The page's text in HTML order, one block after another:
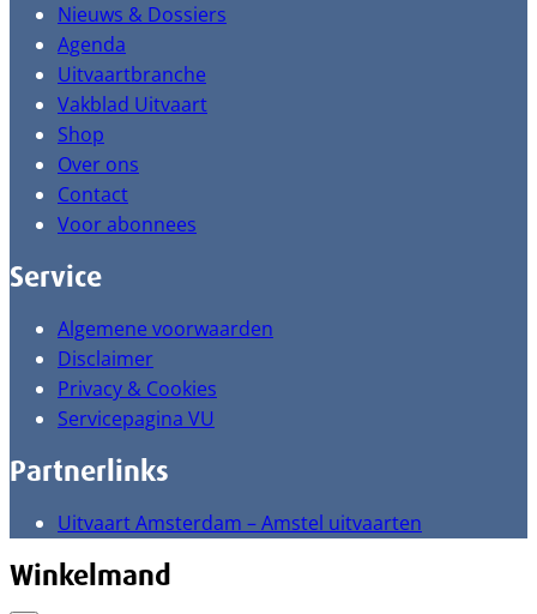
Nieuws & Dossiers
Agenda
Uitvaartbranche
Vakblad Uitvaart
Shop
Over ons
Contact
Voor abonnees
Service
Algemene voorwaarden
Disclaimer
Privacy & Cookies
Servicepagina VU
Partnerlinks
Uitvaart Amsterdam – Amstel uitvaarten
Winkelmand